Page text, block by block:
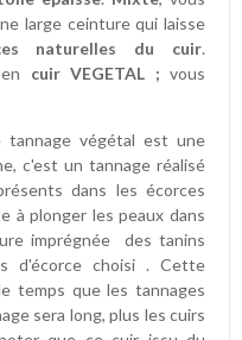
large ceinture qui laisse
naturelles du cuir.
cuir VEGETAL ; vous
tannage végétal est une
c'est un tannage réalisé
dans les écorces
à plonger les peaux dans
imprégnée des tanins
d'écorce choisi . Cette
temps que les tannages
sera long, plus les cuirs